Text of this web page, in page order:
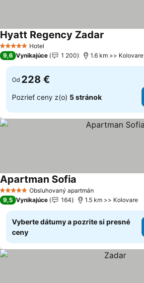
5 Počet hviezdičiek
Hotel
Hyatt Regency Zadar
9,6 Vynikajúce 1 200 1.6 km >> Kolovare
Od 228 €
Pozrieť ceny z(o) 5 stránok
5 Počet hviezdičiekObsluhovaný apartmán
Apartman Sofia
9,5 Vynikajúce 164 1.5 km >> Kolovare
Vyberte dátumy a pozrite si presné
ceny